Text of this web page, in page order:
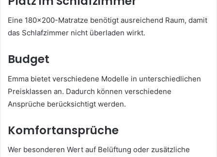
Eine 180×200-Matratze benötigt ausreichend Raum, damit
das Schlafzimmer nicht überladen wirkt.
Budget
Emma bietet verschiedene Modelle in unterschiedlichen
Preisklassen an. Dadurch können verschiedene
Ansprüche berücksichtigt werden.
Komfortansprüche
Wer besonderen Wert auf Belüftung oder zusätzliche